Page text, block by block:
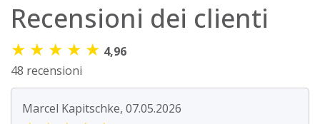
Recensioni dei clienti
★ ★ ★ ★ ★ 4,96
48 recensioni
Marcel Kapitschke, 07.05.2026